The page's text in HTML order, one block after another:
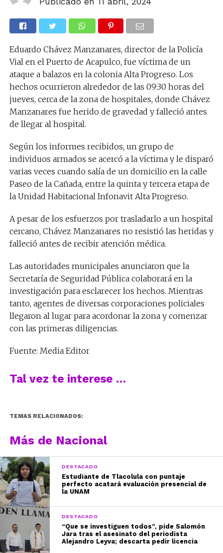
Eduardo Chávez Manzanares, director de la Policía
Vial en el Puerto de Acapulco, fue víctima de un
ataque a balazos en la colonia Alta Progreso. Los
hechos ocurrieron alrededor de las 09:30 horas del
jueves, cerca de la zona de hospitales, donde Chávez
Manzanares fue herido de gravedad y falleció antes
de llegar al hospital.
Según los informes recibidos, un grupo de
individuos armados se acercó a la víctima y le disparó
varias veces cuando salía de un domicilio en la calle
Paseo de la Cañada, entre la quinta y tercera etapa de
la Unidad Habitacional Infonavit Alta Progreso.
A pesar de los esfuerzos por trasladarlo a un hospital
cercano, Chávez Manzanares no resistió las heridas y
falleció antes de recibir atención médica.
Las autoridades municipales anunciaron que la
Secretaría de Seguridad Pública colaborará en la
investigación para esclarecer los hechos. Mientras
tanto, agentes de diversas corporaciones policiales
llegaron al lugar para acordonar la zona y comenzar
con las primeras diligencias.
Fuente: Media Editor
Tal vez te interese …
TEMAS RELACIONADOS:
Más de Nacional
DESTACADO
Estudiante de Tlacolula con puntaje
perfecto acatará evaluación presencial de
la UNAM
DESTACADO
“Que se investiguen todos”, pide Salomón
Jara tras el asesinato del periodista
Alejandro Leyva; descarta pedir licencia